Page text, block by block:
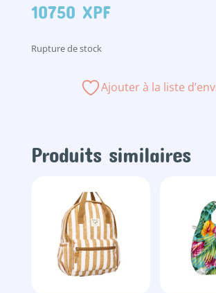
10750 XPF
Rupture de stock
Ajouter à la liste
Produits similaires